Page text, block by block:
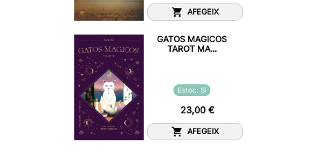
AFEGEIX
GATOS MAGICOS
TAROT MA...
Estoc: Sí
23,00 €
AFEGEIX